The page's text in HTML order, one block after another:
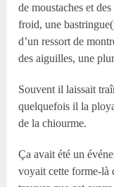
de moustaches et
froid, une
d’un ressort de
des aiguilles, une
Souvent il laissait
quelquefois il la
de la chiourme.
Ça avait été un
voyait cette forme-là